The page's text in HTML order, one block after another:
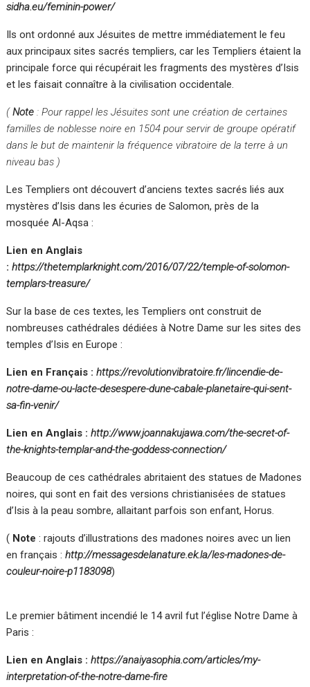
sidha.eu/feminin-power/
Ils ont ordonné aux Jésuites de mettre immédiatement le feu
aux principaux sites sacrés templiers, car les Templiers étaient la
principale force qui récupérait les fragments des mystères d’Isis
et les faisait connaître à la civilisation occidentale.
(Note: Pour rappel les Jésuites sont une création de certaines
familles de noblesse noire en 1504 pour servir de groupe opératif
dans le but de maintenir la fréquence vibratoire de la terre à un
niveau bas )
Les Templiers ont découvert d’anciens textes sacrés liés aux
mystères d’Isis dans les écuries de Salomon, près de la
mosquée Al-Aqsa :
Lien en Anglais
: https://thetemplarknight.com/2016/07/22/temple-of-solomon-
templars-treasure/
Sur la base de ces textes, les Templiers ont construit de
nombreuses cathédrales dédiées à Notre Dame sur les sites des
temples d’Isis en Europe :
Lien en Français : https://revolutionvibratoire.fr/lincendie-de-
notre-dame-ou-lacte-desespere-dune-cabale-planetaire-qui-sent-
sa-fin-venir/
Lien en Anglais : http://www.joannakujawa.com/the-secret-of-
the-knights-templar-and-the-goddess-connection/
Beaucoup de ces cathédrales abritaient des statues de Madones
noires, qui sont en fait des versions christianisées de statues
d’Isis à la peau sombre, allaitant parfois son enfant, Horus.
( Note: rajouts d’illustrations des madones noires avec un lien
en français :http://messagesdelanature.ek.la/les-madones-de-
couleur-noire-p1183098)
Le premier bâtiment incendié le 14 avril fut l’église Notre Dame à
Paris :
Lien en Anglais : https://anaiyasophia.com/articles/my-
interpretation-of-the-notre-dame-fire